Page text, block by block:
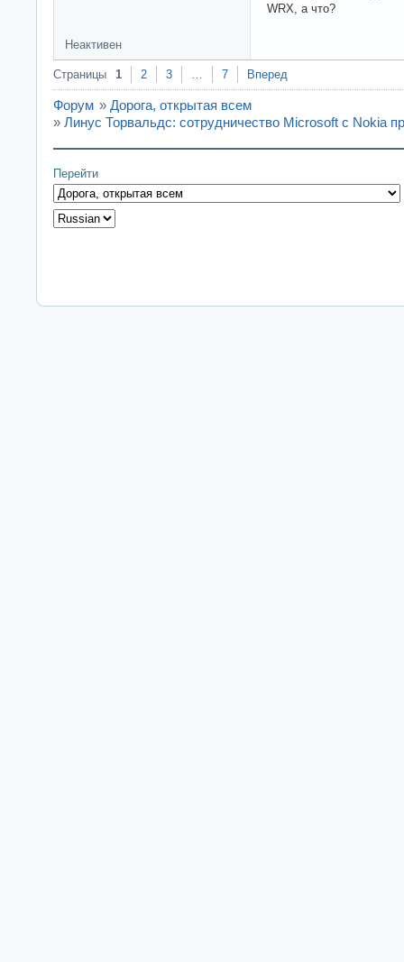
WRX, а что?
Неактивен
Страницы 1 2 3 7 Вперед
Форум » Дорога, открытая всем
» Линус Торвальдс: сотрудничество Microsoft с Nokia
Перейти